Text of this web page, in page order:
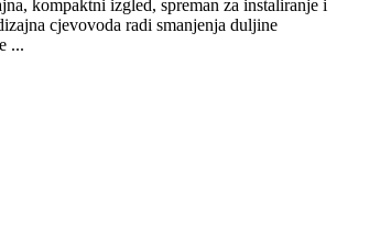
kompaktni izgled, spreman za instaliranje i
cjevovoda radi smanjenja duljine
...